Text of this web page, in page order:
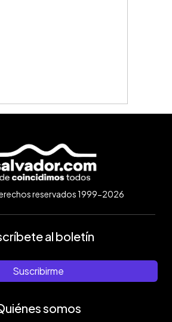
reservados 1999-2026
al boletín
Suscribirme
somos